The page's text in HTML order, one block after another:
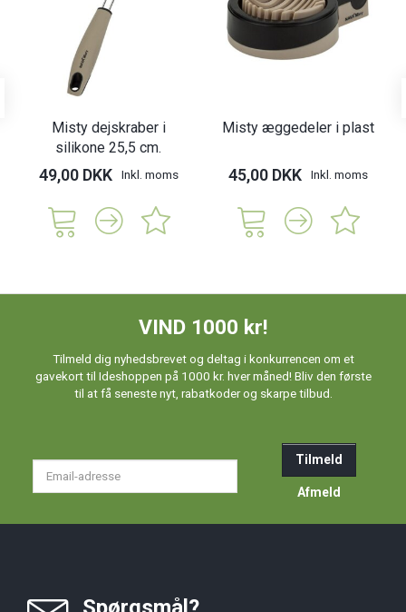
Misty dejskraber i
silikone 25,5 cm.
49,00 DKK Inkl. moms
Misty æggedeler i plast
45,00 DKK Inkl. moms
VIND 1000 kr!
Tilmeld dig nyhedsbrevet og deltag i konkurrencen om et
gavekort til Ideshoppen på 1000 kr. hver måned! Bliv den første
til at få seneste nyt, rabatkoder og skarpe tilbud.
Tilmeld
Afmeld